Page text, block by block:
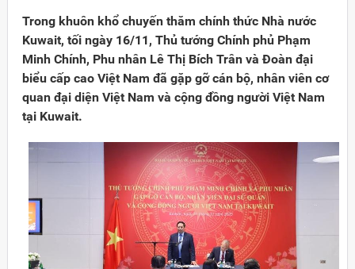
Trong khuôn khổ chuyến thăm chính thức Nhà nước
Kuwait, tối ngày 16/11, Thủ tướng Chính phủ Phạm
Minh Chính, Phu nhân Lê Thị Bích Trân và Đoàn đại
biểu cấp cao Việt Nam đã gặp gỡ cán bộ, nhân viên cơ
quan đại diện Việt Nam và cộng đồng người Việt Nam
tại Kuwait.